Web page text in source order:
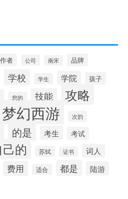
作者 公司 南宋 品牌
学校 学生 学院 孩子
您的 技能 攻略
梦幻西游 次韵
的是 考生 考试
己的 苏轼 证书 词人
费用 适合 都是 陆游